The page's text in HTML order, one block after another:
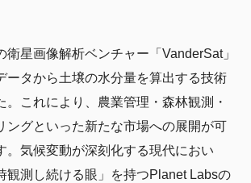
衛星画像解析ベンチャー「VanderSat」
ータから土壌の水分量を算出する技術
。これにより、農業管理・森林観測・
ングといった新たな市場への展開が可
。気候変動が深刻化する現代におい
観測し続ける眼」を持つPlanet Labsの